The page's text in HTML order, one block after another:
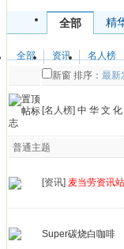
全部 精
全部 资讯
名人榜
新窗 排序： 最新
[名人榜] 中 华 文 化
普通主题
[资讯] 麦当劳资讯
Super碳烧白咖啡